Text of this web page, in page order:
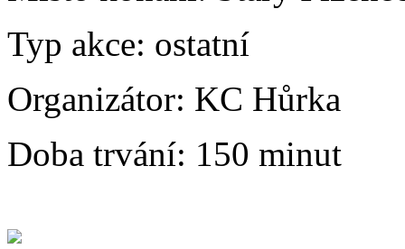
Typ akce: ostatní
Organizátor: KC Hůrka
Doba trvání: 150 minut